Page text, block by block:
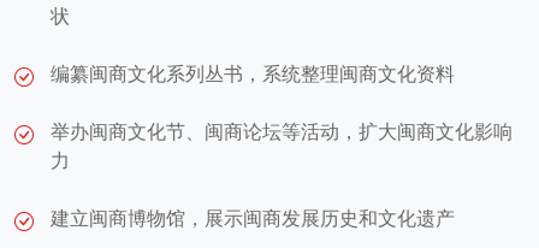
状
编纂闽商文化系列丛书，系统整理闽商文化资料
举办闽商文化节、闽商论坛等活动，扩大闽商文化影响
力
建立闽商博物馆，展示闽商发展历史和文化遗产